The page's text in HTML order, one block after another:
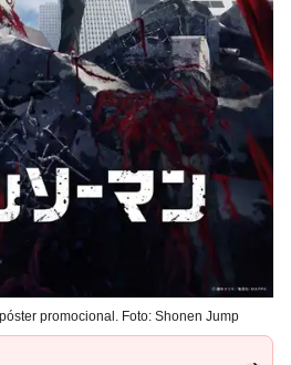
promocional. Foto: Shonen Jump